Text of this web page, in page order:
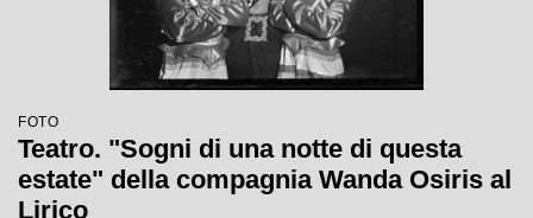
FOTO
Teatro. "Sogni di una notte di questa
estate" della compagnia Wanda Osiris al
Lirico